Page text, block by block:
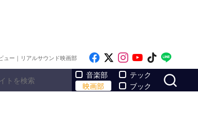
ュー｜リアルサウンド映画部 Like on Facebook
Follow on x
Follow on
Follow on
Follow
音楽部
映画部
テック
ブック